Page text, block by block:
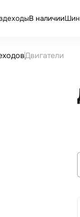
В наличии
Двигатели